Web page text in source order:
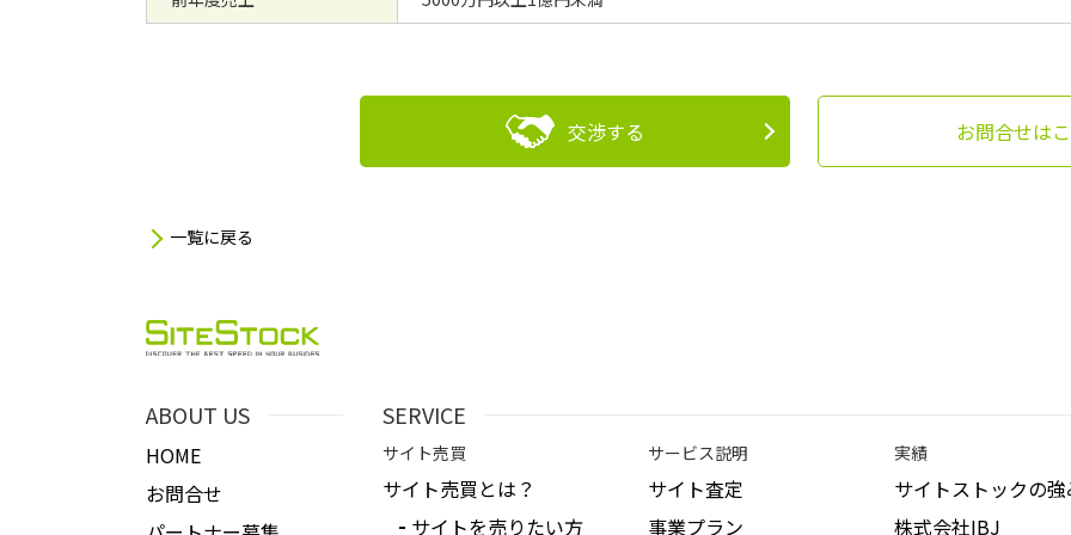
交渉する お問合せは
一覧に戻る
ABOUT US
HOME
お問合せ
SERVICE
サイト売買
サイト売買とは？
サイトを売りたい方
サービス説明
サイト査定
事業プラン
実績
サイトストックの強
株式会社IBJ